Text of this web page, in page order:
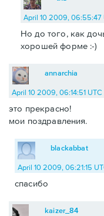
April 10 2009, 06:55:47
Но до того, как
хорошей форме :-)
annarchia
April 10 2009, 06:14:51 UTC
это прекрасно!
мои поздравления.
blackabbat
April 10 2009, 06:21:15
спасибо
kaizer_84